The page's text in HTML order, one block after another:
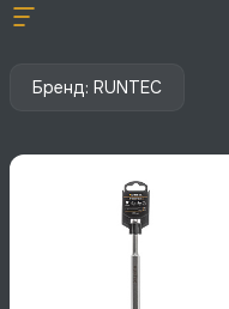
Бренд: RUNTEC